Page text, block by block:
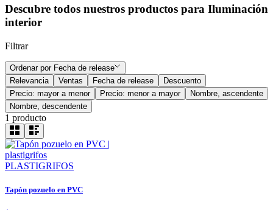
Descubre todos nuestros productos para Iluminación
interior
Filtrar
Ordenar por Fecha de release
Relevancia
Ventas Fecha de release
Descuento
Precio: mayor a menor
Precio: menor a mayor
Nombre, ascendente
Nombre, descendente
1 producto
PLASTIGRIFOS
Tapón pozuelo en PVC